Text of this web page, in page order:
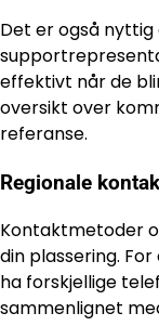
Det er også
effektivt når de
oversikt over
referanse.
Regionale
Kontaktmetoder
din plassering.
ha forskjellige
sammenlignet